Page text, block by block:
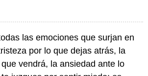
las emociones que surjan en
por lo que dejas atrás, la
vendrá, la ansiedad ante lo